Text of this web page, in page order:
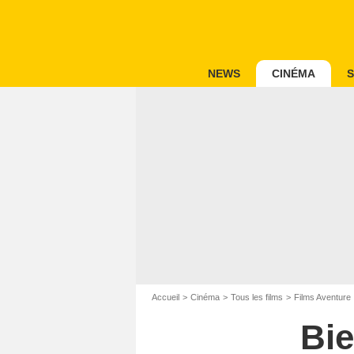
NEWS CINÉMA
Accueil Cinéma Tous les films Films Aventure